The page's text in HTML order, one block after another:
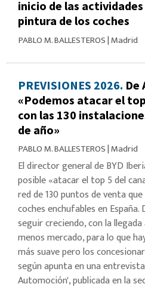
inicio de las
pintura de los coches
PABLO M. BALLESTEROS|Madrid
PREVISIONES 2026. De
«Podemos atacar el
con las 130
de año»
PABLO M. BALLESTEROS|Madrid
El director general de BYD
posible «atacar el top 5 del
red de 130 puntos de venta
coches enchufables en
seguir creciendo, con la
menos mercado, para lo que
más suave pero los
según apunta en una
Automoción', publicada en la